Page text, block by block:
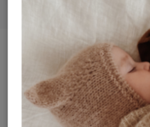
SÚVISIACI TOVAR
Akcia